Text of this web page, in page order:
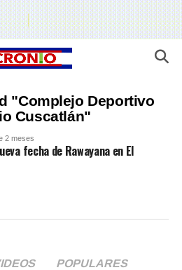
"Complejo Deportivo
Cuscatlán"
2 meses
fecha de Rawayana en El
POPULARES